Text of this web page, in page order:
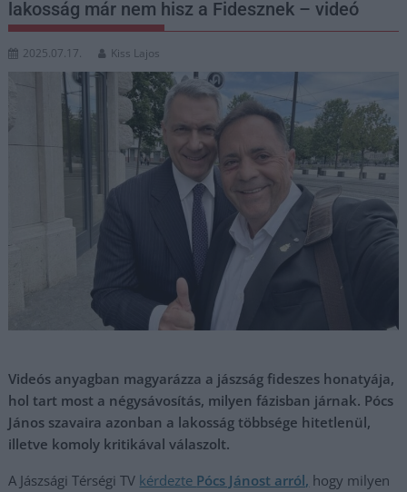
lakosság már nem hisz a Fidesznek – videó
2025.07.17. Kiss Lajos
Videós anyagban magyarázza a jászság fideszes honatyája,
hol tart most a négysávosítás, milyen fázisban járnak. Pócs
János szavaira azonban a lakosság többsége hitetlenül,
illetve komoly kritikával válaszolt.
A Jászsági Térségi TV kérdezte Pócs Jánost arról, hogy milyen